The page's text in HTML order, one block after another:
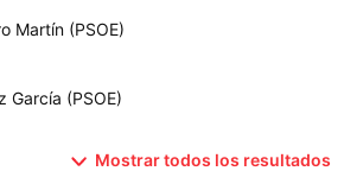
Martín (PSOE)
García (PSOE)
Mostrar todos los resultados